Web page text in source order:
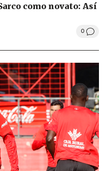
como novato: Así
0